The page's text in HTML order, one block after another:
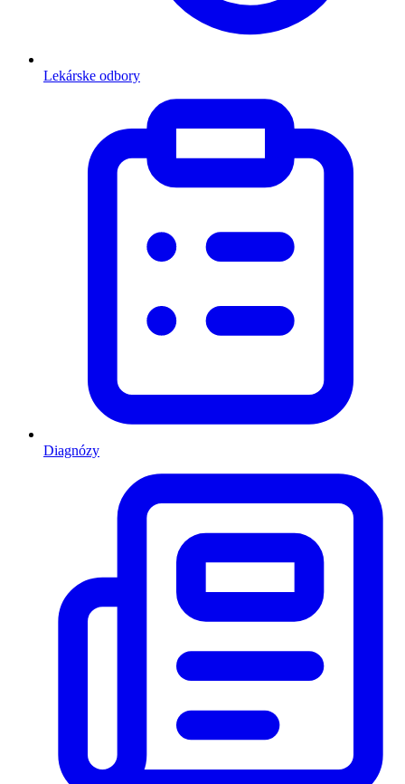
Lekárske odbory
Diagnózy